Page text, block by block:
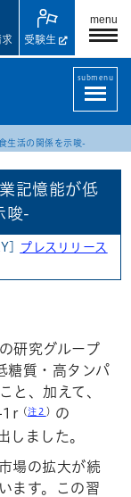
menu
受験生
submenu
生活の関係を示唆-
記憶能が低
唆-
プレスリリース
研究グループ
糖質・高タンパ
と、加えて、
1r（ 注２ ） の
しました。
場の拡大が続
ます。この習